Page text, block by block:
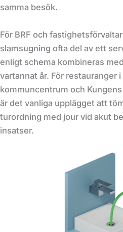
samma besök.
För BRF och
slamsugning ofta del av ett
enligt schema kombineras
vartannat år. För restauranger
kommuncentrum och
är det vanliga upplägget att
turordning med jour vid akut
insatser.